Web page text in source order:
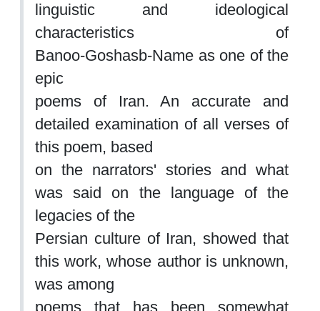
linguistic and ideological
characteristics of
Banoo-Goshasb-Name as one of the
epic
poems of Iran. An accurate and
detailed examination of all verses of
this poem, based
on the narrators' stories and what
was said on the language of the
legacies of the
Persian culture of Iran, showed that
this work, whose author is unknown,
was among
poems that has been somewhat